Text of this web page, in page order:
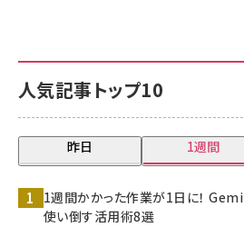
人気記事トップ10
昨日 1週間
1週間かかった作業が1日に！
使い倒す活用術8選